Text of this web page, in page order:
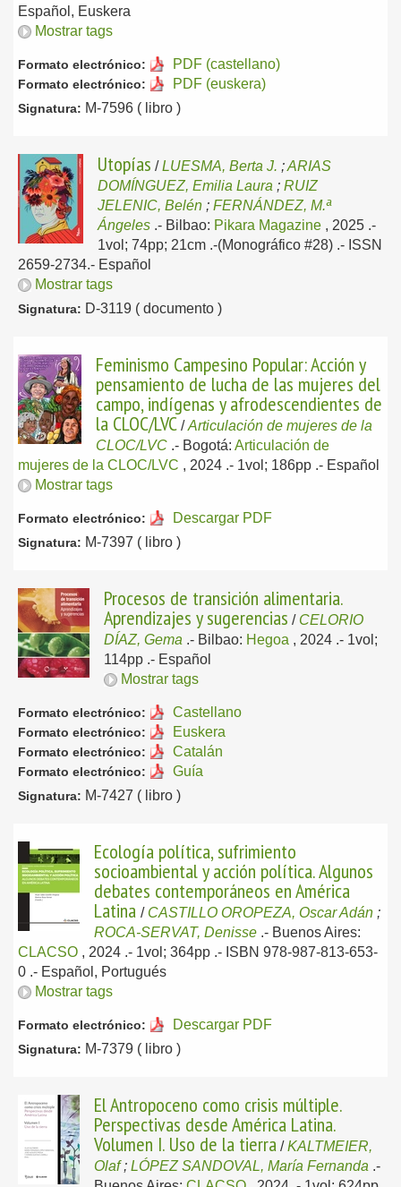
Español, Euskera
Mostrar tags
Formato electrónico: PDF (castellano)
Formato electrónico: PDF (euskera)
Signatura: M-7596 ( libro )
Utopías /LUESMA, Berta J. ;ARIAS
DOMÍNGUEZ, Emilia Laura ; RUIZ
JELENIC, Belén ; FERNÁNDEZ, M.ª
Ángeles .- Bilbao: Pikara Magazine , 2025 .-
1vol; 74pp; 21cm .-(Monográfico #28) .- ISSN
2659-2734.- Español
Mostrar tags
Signatura: D-3119 ( documento )
Feminismo Campesino Popular: Acción y
pensamiento de lucha de las mujeres del
campo, indígenas y afrodescendientes de
la CLOC/LVC /Articulación de mujeres de la
CLOC/LVC .- Bogotá: Articulación de
mujeres de la CLOC/LVC , 2024 .- 1vol; 186pp .- Español
Mostrar tags
Formato electrónico: Descargar PDF
Signatura: M-7397 ( libro )
Procesos de transición alimentaria.
Aprendizajes y sugerencias / CELORIO
DÍAZ, Gema .- Bilbao: Hegoa , 2024 .- 1vol;
114pp .- Español
Mostrar tags
Formato electrónico: Castellano
Formato electrónico: Euskera
Formato electrónico: Catalán
Formato electrónico: Guía
Signatura: M-7427 ( libro )
Ecología política, sufrimiento
socioambiental y acción política. Algunos
debates contemporáneos en América
Latina / CASTILLO OROPEZA, Oscar Adán ;
ROCA-SERVAT, Denisse .- Buenos Aires:
CLACSO , 2024 .- 1vol; 364pp .- ISBN 978-987-813-653-
0 .- Español, Portugués
Mostrar tags
Formato electrónico: Descargar PDF
Signatura: M-7379 ( libro )
El Antropoceno como crisis múltiple.
Perspectivas desde América Latina.
Volumen I. Uso de la tierra /KALTMEIER,
Olaf; LÓPEZ SANDOVAL, María Fernanda .-